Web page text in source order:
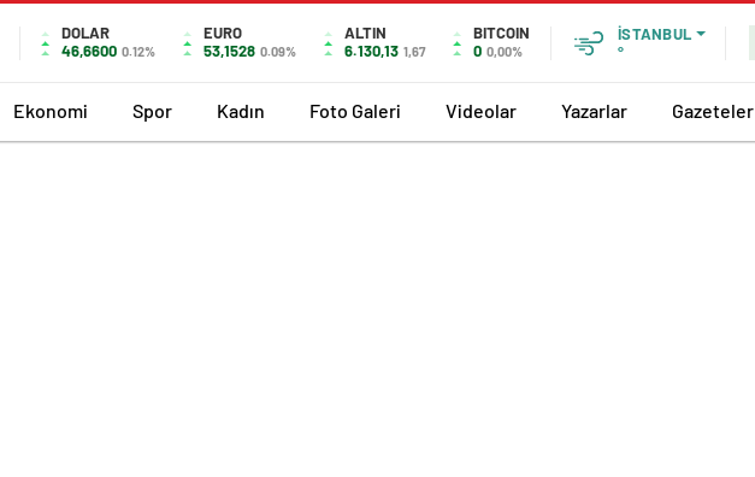
DOLAR
46,6600 0.12%
EURO
53,1528 0.09%
ALTIN
6.130,13 1,67
BITCOIN
0 0,00%
İSTANBUL
°
Ekonomi Spor Kadın Foto Galeri Videolar Yazarlar Gazeteler